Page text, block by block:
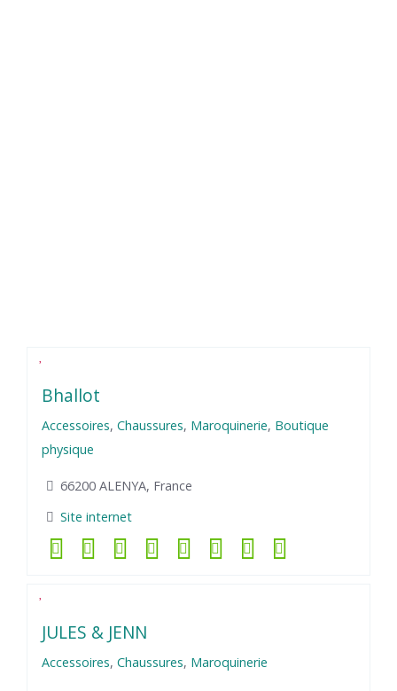
Bhallot
Accessoires, Chaussures, Maroquinerie, Boutique
physique
66200 ALENYA, France
Site internet
JULES & JENN
Accessoires, Chaussures, Maroquinerie